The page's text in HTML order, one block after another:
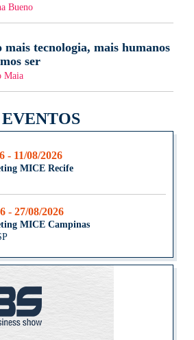
Bueno
mais tecnologia, mais humanos
ser
Maia
- 11/08/2026
MICE Recife
- 27/08/2026
MICE Campinas